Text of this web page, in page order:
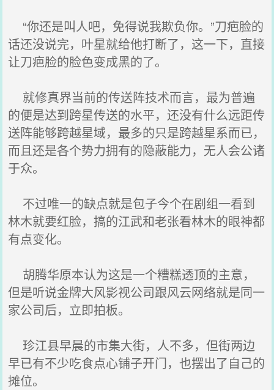
“你还是叫人吧，免得说我欺负你。”刀疤脸的
话还没说完，叶星就给他打断了，这一下，直接
让刀疤脸的脸色变成黑的了。
就修真界当前的传送阵技术而言，最为普遍
的便是达到跨星传送的水平，还没有什么远距传
送阵能够跨越星域，最多的只是跨越星系而已，
而且还是各个势力拥有的隐蔽能力，无人会公诸
于众。
不过唯一的缺点就是包子今个在剧组一看到
林木就要红脸，搞的江武和老张看林木的眼神都
有点变化。
胡腾华原本认为这是一个糟糕透顶的主意，
但是听说金牌大风影视公司跟风云网络就是同一
家公司后，立即拍板。
珍江县早晨的市集大街，人不多，但街两边
早已有不少吃食点心铺子开门，也摆出了自己的
摊位。